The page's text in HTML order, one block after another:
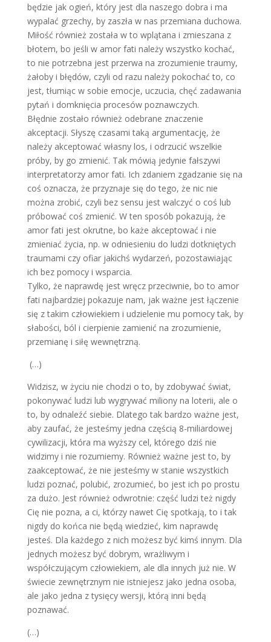
będzie jak ogień, który jest dla naszego dobra i ma
wypalać grzechy, by zaszła w nas przemiana duchowa.
Miłość również została w to wplątana i zmieszana z
błotem, bo jeśli w amor fati należy wszystko kochać,
to nie potrzebna jest przerwa na zrozumienie traumy,
żałoby i błędów, czyli od razu należy pokochać to, co
jest, tłumiąc w sobie emocje, uczucia, chęć zadawania
pytań i domknięcia procesów poznawczych.
Błędnie zostało również odebrane znaczenie
akceptacji. Słyszę czasami taką argumentację, że
należy akceptować własny los, i odrzucić wszelkie
próby, by go zmienić. Tak mówią jedynie fałszywi
interpretatorzy amor fati. Ich zdaniem zgadzanie się na
coś oznacza, że przyznaje się do tego, że nic nie
można zrobić, czyli bez sensu jest walczyć o coś lub
próbować coś zmienić. W ten sposób pokazują, że
amor fati jest okrutne, bo każe akceptować i nie
zmieniać życia, np. w odniesieniu do ludzi dotkniętych
traumami czy ofiar jakichś wydarzeń, pozostawiając
ich bez pomocy i wsparcia.
Tylko, że naprawdę jest wręcz przeciwnie, bo to amor
fati najbardziej pokazuje nam, jak ważne jest łączenie
się z takim człowiekiem i udzielenie mu pomocy tak, by
słabości, ból i cierpienie zamienić na zrozumienie,
przemianę i siłę wewnętrzną.
(…)
Widzisz, w życiu nie chodzi o to, by zdobywać świat,
pokonywać ludzi lub wygrywać miliony na loterii, ale o
to, by odnaleźć siebie. Dlatego tak bardzo ważne jest,
aby zaufać, że jesteśmy jedna częścią 8-miliardowej
cywilizacji, która ma wyższy cel, którego dziś nie
widzimy i nie rozumiemy. Również ważne jest to, by
zaakceptować, że nie jesteśmy w stanie wszystkich
ludzi poznać, polubić, zrozumieć, bo jest ich po prostu
za dużo. Jest również odwrotnie: część ludzi też nigdy
Cię nie pozna, a ci, którzy nawet Cię spotkają, to i tak
nigdy do końca nie będą wiedzieć, kim naprawdę
jesteś. Dla każdego z nich możesz być kimś innym. Dla
jednych możesz być dobrym, wrażliwym i
współczującym człowiekiem, ale dla innych już nie. W
świecie zewnętrznym nie istniejesz jako jedna osoba,
ale jako jedna z tysięcy wersji, którą inni będą
poznawać.
(…)